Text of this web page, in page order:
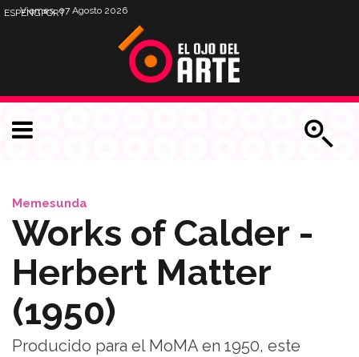
Viernes, 07 Agosto 2026
ESPENGPORT
Memesunda
Works of Calder -
Herbert Matter
(1950)
Producido para el MoMA en 1950, este